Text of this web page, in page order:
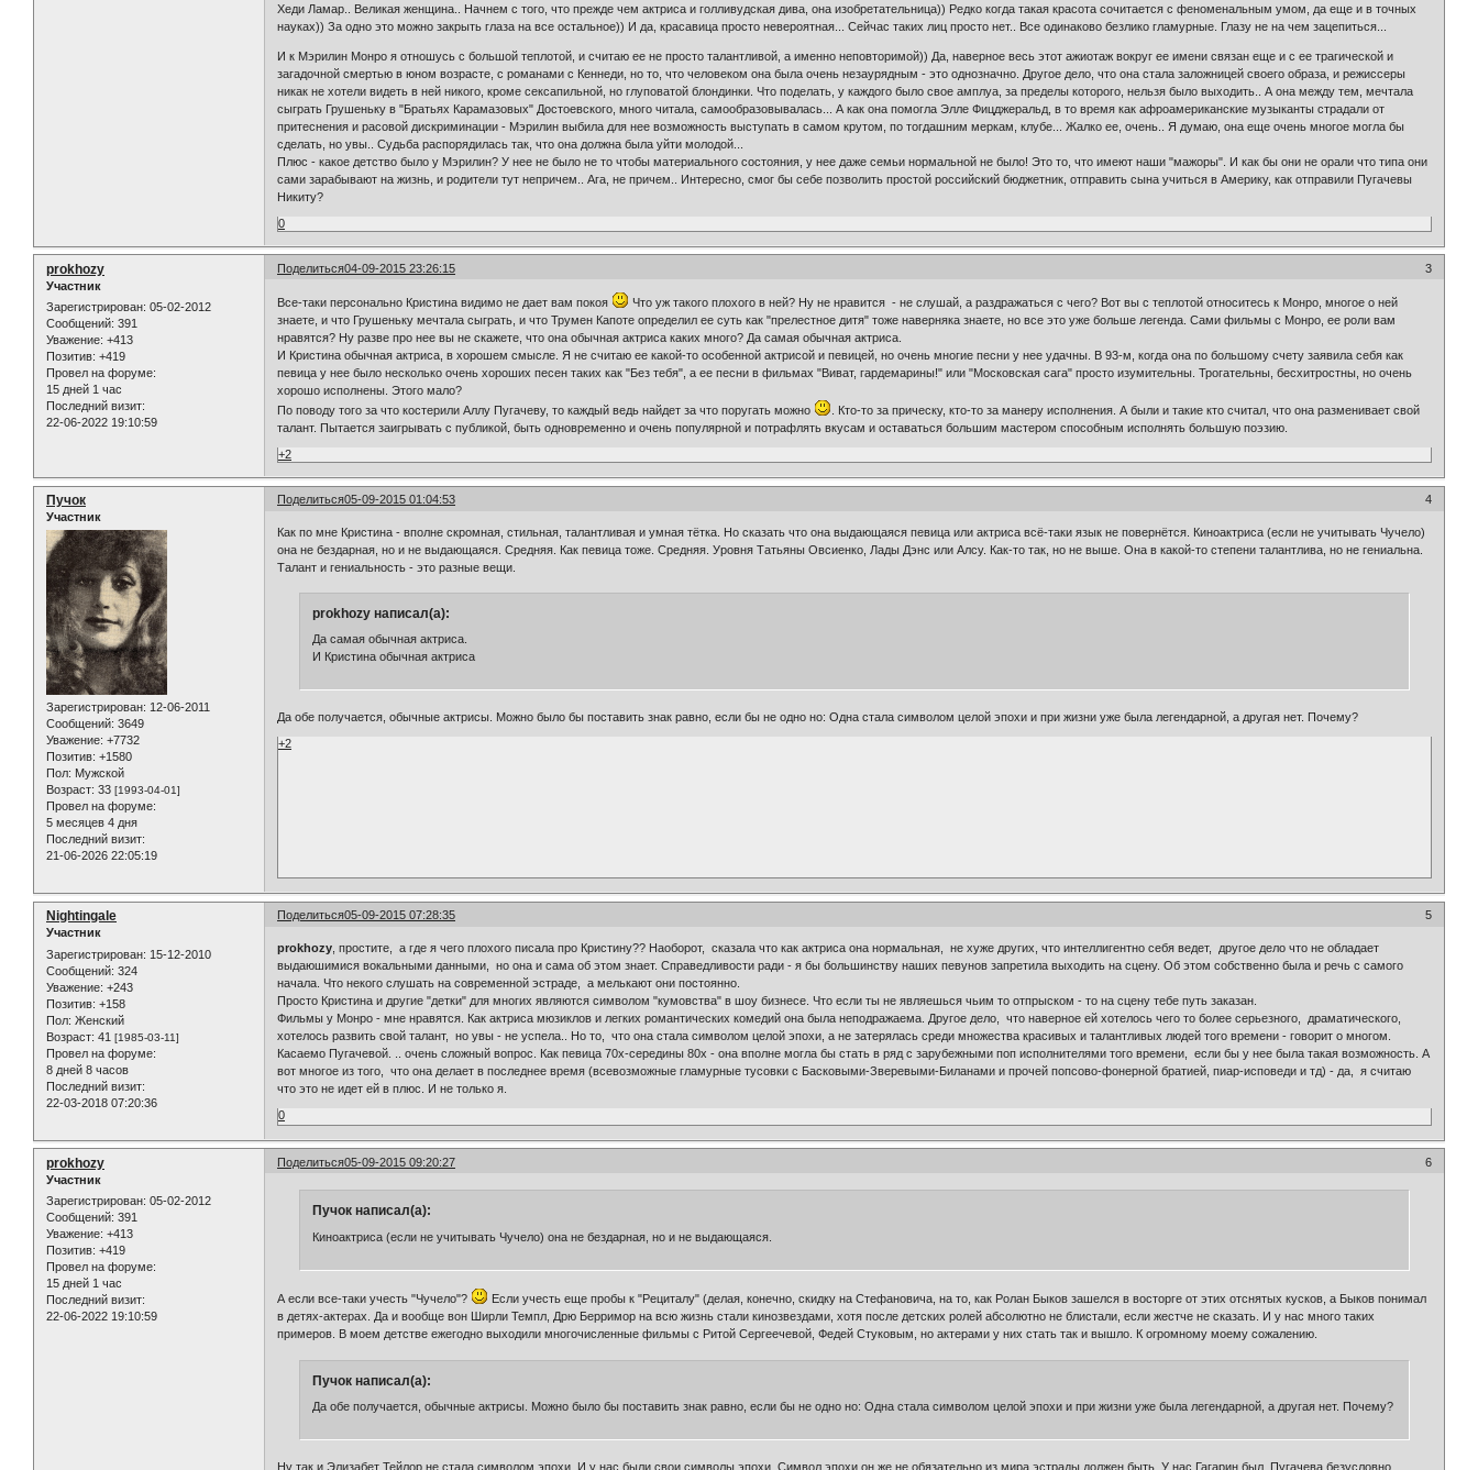
Хеди Ламар.. Великая женщина.. Начнем с того, что прежде чем актриса и голливудская дива, она изобретательница)) Редко когда такая красота сочитается с феноменальным умом, да еще и в точных
науках)) За одно это можно закрыть глаза на все остальное)) И да, красавица просто невероятная... Сейчас таких лиц просто нет.. Все одинаково безлико гламурные. Глазу не на чем зацепиться...
И к Мэрилин Монро я отношусь с большой теплотой, и считаю ее не просто талантливой, а именно неповторимой)) Да, наверное весь этот ажиотаж вокруг ее имени связан еще и с ее трагической и
загадочной смертью в юном возрасте, с романами с Кеннеди, но то, что человеком она была очень незаурядным - это однозначно. Другое дело, что она стала заложницей своего образа, и режиссеры
никак не хотели видеть в ней никого, кроме сексапильной, но глуповатой блондинки. Что поделать, у каждого было свое амплуа, за пределы которого, нельзя было выходить.. А она между тем, мечтала
сыграть Грушеньку в "Братьях Карамазовых" Достоевского, много читала, самообразовывалась... А как она помогла Элле Фицджеральд, в то время как афроамериканские музыканты страдали от
притеснения и расовой дискриминации - Мэрилин выбила для нее возможность выступать в самом крутом, по тогдашним меркам, клубе... Жалко ее, очень.. Я думаю, она еще очень многое могла бы
сделать, но увы.. Судьба распорядилась так, что она должна была уйти молодой...
Плюс - какое детство было у Мэрилин? У нее не было не то чтобы материального состояния, у нее даже семьи нормальной не было! Это то, что имеют наши "мажоры". И как бы они не орали что типа они
сами зарабывают на жизнь, и родители тут непричем.. Ага, не причем.. Интересно, смог бы себе позволить простой российский бюджетник, отправить сына учиться в Америку, как отправили Пугачевы
Никиту?
0
Поделиться 3
04-09-2015 23:26:15
prokhozy
Участник
Зарегистрирован: 05-02-2012
Сообщений: 391
Уважение: +413
Позитив: +419
Провел на форуме:
15 дней 1 час
Последний визит:
22-06-2022 19:10:59
Все-таки персонально Кристина видимо не дает вам покоя
Что уж такого плохого в ней? Ну не нравится - не слушай, а раздражаться с чего? Вот вы с теплотой относитесь к Монро, многое о ней
знаете, и что Грушеньку мечтала сыграть, и что Трумен Капоте определил ее суть как "прелестное дитя" тоже наверняка знаете, но все это уже больше легенда. Сами фильмы с Монро, ее роли вам
нравятся? Ну разве про нее вы не скажете, что она обычная актриса каких много? Да самая обычная актриса.
И Кристина обычная актриса, в хорошем смысле. Я не считаю ее какой-то особенной актрисой и певицей, но очень многие песни у нее удачны. В 93-м, когда она по большому счету заявила себя как
певица у нее было несколько очень хороших песен таких как "Без тебя", а ее песни в фильмах "Виват, гардемарины!" или "Московская сага" просто изумительны. Трогательны, бесхитростны, но очень
хорошо исполнены. Этого мало?
По поводу того за что костерили Аллу Пугачеву, то каждый ведь найдет за что поругать можно
. Кто-то за прическу, кто-то за манеру исполнения. А были и такие кто считал, что она разменивает свой
талант. Пытается заигрывать с публикой, быть одновременно и очень популярной и потрафлять вкусам и оставаться большим мастером способным исполнять большую поэзию.
+2
Поделиться 4
05-09-2015 01:04:53
Пучок
Участник
Зарегистрирован: 12-06-2011
Сообщений: 3649
Уважение: +7732
Позитив: +1580
Пол: Мужской
Возраст: 33 [1993-04-01]
Провел на форуме:
5 месяцев 4 дня
Последний визит:
21-06-2026 22:05:19
Как по мне Кристина - вполне скромная, стильная, талантливая и умная тётка. Но сказать что она выдающаяся певица или актриса всё-таки язык не повернётся. Киноактриса (если не учитывать Чучело)
она не бездарная, но и не выдающаяся. Средняя. Как певица тоже. Средняя. Уровня Татьяны Овсиенко, Лады Дэнс или Алсу. Как-то так, но не выше. Она в какой-то степени талантлива, но не гениальна.
Талант и гениальность - это разные вещи.
prokhozy написал(а):
Да самая обычная актриса.
И Кристина обычная актриса
Да обе получается, обычные актрисы. Можно было бы поставить знак равно, если бы не одно но: Одна стала символом целой эпохи и при жизни уже была легендарной, а другая нет. Почему?
+2
Поделиться 5
05-09-2015 07:28:35
Nightingale
Участник
Зарегистрирован: 15-12-2010
Сообщений: 324
Уважение: +243
Позитив: +158
Пол: Женский
Возраст: 41 [1985-03-11]
Провел на форуме:
8 дней 8 часов
Последний визит:
22-03-2018 07:20:36
prokhozy , простите, а где я чего плохого писала про Кристину?? Наоборот, сказала что как актриса она нормальная, не хуже других, что интеллигентно себя ведет, другое дело что не обладает
выдаюшимися вокальными данными, но она и сама об этом знает. Справедливости ради - я бы большинству наших певунов запретила выходить на сцену. Об этом собственно была и речь с самого
начала. Что некого слушать на современной эстраде, а мелькают они постоянно.
Просто Кристина и другие "детки" для многих являются символом "кумовства" в шоу бизнесе. Что если ты не являешься чьим то отпрыском - то на сцену тебе путь заказан.
Фильмы у Монро - мне нравятся. Как актриса мюзиклов и легких романтических комедий она была неподражаема. Другое дело, что наверное ей хотелось чего то более серьезного, драматического,
хотелось развить свой талант, но увы - не успела.. Но то, что она стала символом целой эпохи, а не затерялась среди множества красивых и талантливых людей того времени - говорит о многом.
Касаемо Пугачевой. .. очень сложный вопрос. Как певица 70х-середины 80х - она вполне могла бы стать в ряд с зарубежными поп исполнителями того времени, если бы у нее была такая возможность. А
вот многое из того, что она делает в последнее время (всевозможные гламурные тусовки с Басковыми-Зверевыми-Биланами и прочей попсово-фонерной братией, пиар-исповеди и тд) - да, я считаю
что это не идет ей в плюс. И не только я.
0
Поделиться 6
05-09-2015 09:20:27
prokhozy
Участник
Зарегистрирован: 05-02-2012
Сообщений: 391
Уважение: +413
Позитив: +419
Провел на форуме:
15 дней 1 час
Последний визит:
22-06-2022 19:10:59
Пучок написал(а):
Киноактриса (если не учитывать Чучело) она не бездарная, но и не выдающаяся.
А если все-таки учесть "Чучело"?
Если учесть еще пробы к "Рециталу" (делая, конечно, скидку на Стефановича, на то, как Ролан Быков зашелся в восторге от этих отснятых кусков, а Быков понимал
в детях-актерах. Да и вообще вон Ширли Темпл, Дрю Берримор на всю жизнь стали кинозвездами, хотя после детских ролей абсолютно не блистали, если жестче не сказать. И у нас много таких
примеров. В моем детстве ежегодно выходили многочисленные фильмы с Ритой Сергеечевой, Федей Стуковым, но актерами у них стать так и вышло. К огромному моему сожалению.
Пучок написал(а):
Да обе получается, обычные актрисы. Можно было бы поставить знак равно, если бы не одно но: Одна стала символом целой эпохи и при жизни уже была легендарной, а другая нет. Почему?
Ну так и Элизабет Тейлор не стала символом эпохи. И у нас были свои символы эпохи. Символ эпохи он же не обязательно из мира эстрады должен быть. У нас Гагарин был. Пугачева безусловно